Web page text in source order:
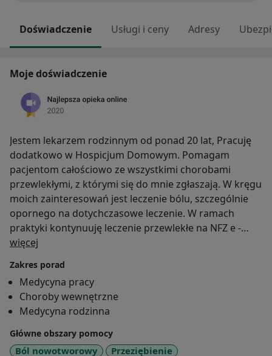
Doświadczenie Usługi i ceny Adresy
Moje doświadczenie
Jestem lekarzem rodzinnym od ponad 20 lat, Pracuję
dodatkowo w Hospicjum Domowym. Pomagam
pacjentom całościowo ze wszystkimi chorobami
przewlekłymi, z którymi się do mnie zgłaszają. W kręgu
moich zainteresowań jest leczenie bólu, szczególnie
opornego na dotychczasowe leczenie. W ramach
praktyki kontynuuję leczenie przewlekłe na NFZ e -
recepta , e ZUS ZLA. W trakcie trwania epidemii
wstępne , okresowe i kontrolne. Przed umówieniem
wizyty proszę o kontakt czy dla danego stanowiska
pracy jest możliwe wykonanie takiego badania.
więcej
Zakres porad
Medycyna pracy
Choroby wewnętrzne
Medycyna rodzinna
Główne obszary pomocy
Ból nowotworowy
Przeziębienie